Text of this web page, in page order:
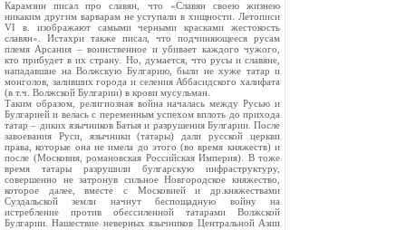
Карамзин писал про славян, что «Славян своею жизнею
никаким другим варварам не уступали в хищности. Летописи
VI в. изображают самыми черными красками жестокость
славян». Истахри также писал, что подчиняющееся русам
племя Арсания – воинственное и убивает каждого чужого,
кто прибудет в их страну. Но, думается, что русы и славяне,
нападавшие на Волжскую Булгарию, были не хуже татар и
монголов, заливших города и селения Аббасидского халифата
(в т.ч. Волжской Булгарии) в крови мусульман.
Таким образом, религиозная война началась между Русью и
Булгарией и велась с переменным успехом вплоть до прихода
татар – диких язычников Батыя и разрушения Булгарии. После
завоевания Руси, язычники (татары) дали русской церкви
права, которые она не имела до этого (во время княжеств) и
после (Московия, романовская Российская Империя). В тоже
время татары разрушили булгарскую инфраструктуру,
совершенно не затронув сильное Новгородское княжество,
которое далее, вместе с Московией и др.княжествами
Суздальской земли начнут беспощадную войну на
истребление против обессиленной татарами Волжской
Булгарии. Нашествие неверных язычников Центральной Азии